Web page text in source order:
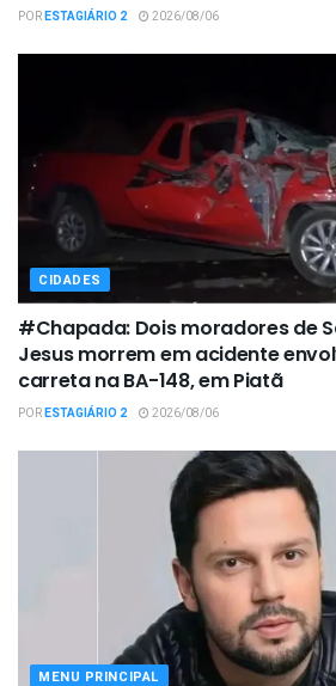
PORESTAGIÁRIO 2 2026/08/06
CIDADES
#Chapada: Dois moradores de
Jesus morrem em acidente
carreta na BA-148, em Piatã
PORESTAGIÁRIO 2 2026/08/06
MENU PRINCIPAL